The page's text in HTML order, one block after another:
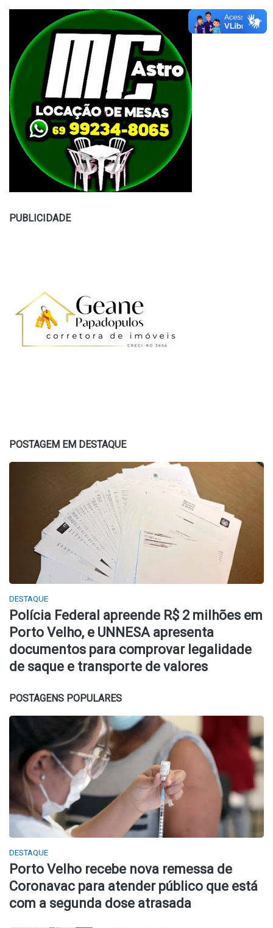
PUBLICIDADE
POSTAGEM EM DESTAQUE
DESTAQUE
Polícia Federal apreende R$ 2 milhões em
Porto Velho, e UNNESA apresenta
documentos para comprovar legalidade
de saque e transporte de valores
POSTAGENS POPULARES
DESTAQUE
Porto Velho recebe nova remessa de
Coronavac para atender público que está
com a segunda dose atrasada